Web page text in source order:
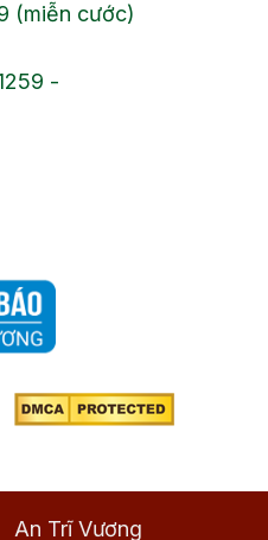
(miễn cước)
-
An Trĩ Vương